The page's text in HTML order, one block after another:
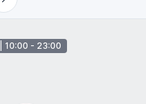
10:00 - 23:00